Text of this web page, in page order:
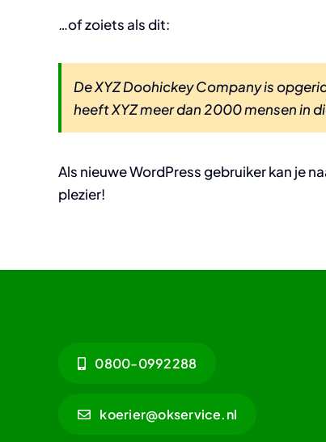
…of zoiets als dit:
De XYZ Doohickey Company is
heeft XYZ meer dan 2000 mensen in
Als nieuwe WordPress gebruiker kan je
plezier!
0800-0992288
koerier@okservice.nl